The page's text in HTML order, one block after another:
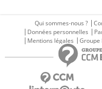
Qui sommes-nous ?
Données personnelles
Mentions légales
Groupe